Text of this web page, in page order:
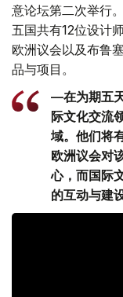
意论坛第二次举行
五国共有12位设计
欧洲议会以及布鲁
品与项目。
—在为期五
际文化交流
域。他们将
欧洲议会对
心，而国际
的互动与建